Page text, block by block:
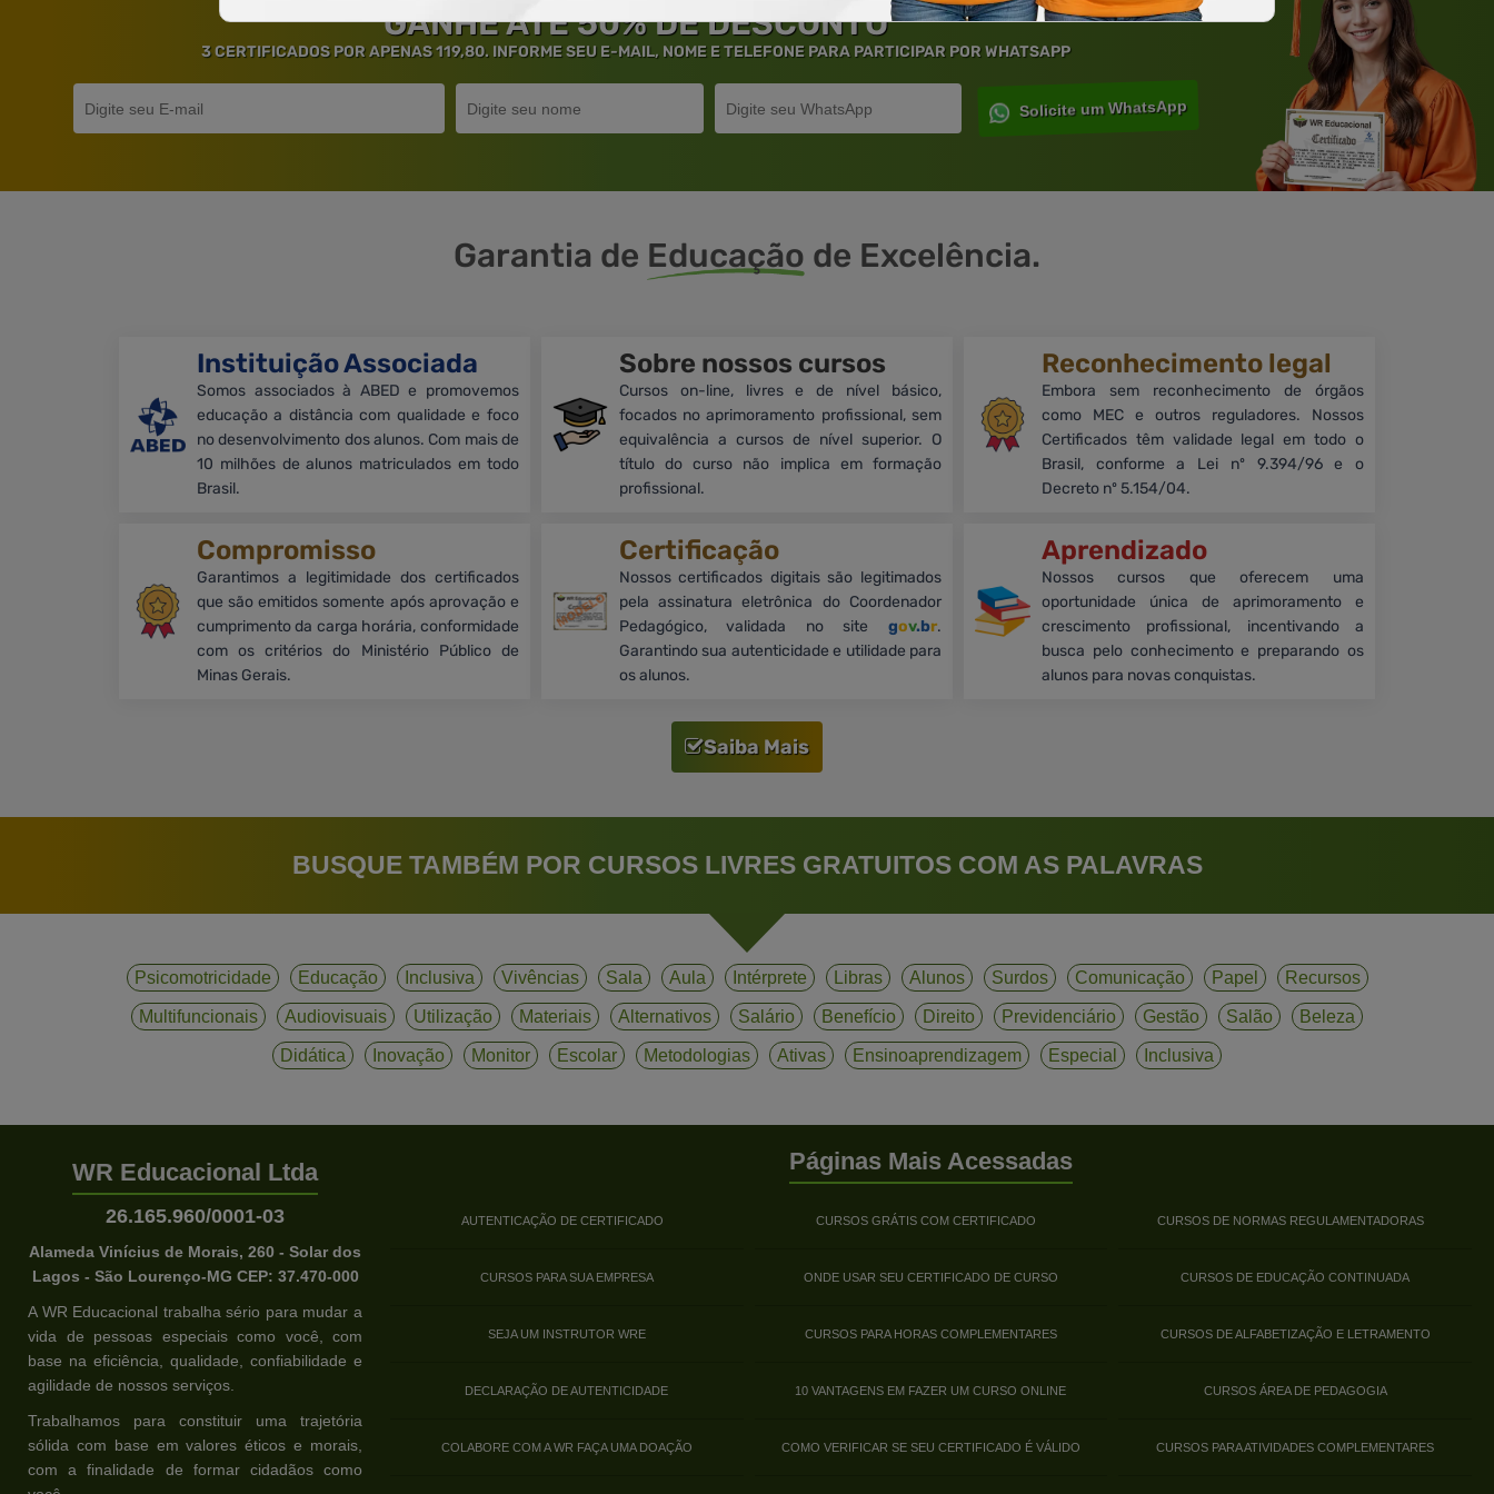
GANHE ATÉ 50% DE DESCONTO
3 CERTIFICADOS POR APENAS 119,80. INFORME SEU E-MAIL, NOME E TELEFONE PARA PARTICIPAR POR WHATSAPP
Solicite um WhatsApp
Garantia de Educação de Excelência.
Instituição Associada
Somos associados à ABED e promovemos
educação a distância com qualidade e foco
no desenvolvimento dos alunos. Com mais de
10 milhões de alunos matriculados em todo
Brasil.
Sobre nossos cursos
Cursos on-line, livres e de nível básico,
focados no aprimoramento profissional, sem
equivalência a cursos de nível superior. O
título do curso não implica em formação
profissional.
Reconhecimento legal
Embora sem reconhecimento de órgãos
como MEC e outros reguladores. Nossos
Certificados têm validade legal em todo o
Brasil, conforme a Lei nº 9.394/96 e o
Decreto nº 5.154/04.
Compromisso
Garantimos a legitimidade dos certificados
que são emitidos somente após aprovação e
cumprimento da carga horária, conformidade
com os critérios do Ministério Público de
Minas Gerais.
Certificação
Nossos certificados digitais são legitimados
pela assinatura eletrônica do Coordenador
Pedagógico, validada no site gov.br.
Garantindo sua autenticidade e utilidade para
os alunos.
Aprendizado
Nossos cursos que oferecem uma
oportunidade única de aprimoramento e
crescimento profissional, incentivando a
busca pelo conhecimento e preparando os
alunos para novas conquistas.
Saiba Mais
BUSQUE TAMBÉM POR CURSOS LIVRES GRATUITOS COM AS PALAVRAS
Psicomotricidade Educação Inclusiva Vivências Sala Aula Intérprete Libras Alunos Surdos Comunicação Papel Recursos
Multifuncionais Audiovisuais Utilização Materiais Alternativos Salário Benefício Direito Previdenciário Gestão Salão Beleza
Didática Inovação Monitor Escolar Metodologias Ativas Ensinoaprendizagem Especial Inclusiva
WR Educacional Ltda
26.165.960/0001-03
Alameda Vinícius de Morais, 260 - Solar dos
Lagos - São Lourenço-MG CEP: 37.470-000
A WR Educacional trabalha sério para mudar a
vida de pessoas especiais como você, com
base na eficiência, qualidade, confiabilidade e
agilidade de nossos serviços.
Trabalhamos para constituir uma trajetória
sólida com base em valores éticos e morais,
com a finalidade de formar cidadãos como
Páginas Mais Acessadas
AUTENTICAÇÃO DE CERTIFICADO
CURSOS PARA SUA EMPRESA
SEJA UM INSTRUTOR WRE
DECLARAÇÃO DE AUTENTICIDADE
COLABORE COM A WR FAÇA UMA DOAÇÃO
CURSOS GRÁTIS COM CERTIFICADO
ONDE USAR SEU CERTIFICADO DE CURSO
CURSOS PARA HORAS COMPLEMENTARES
10 VANTAGENS EM FAZER UM CURSO ONLINE
COMO VERIFICAR SE SEU CERTIFICADO É VÁLIDO
CURSOS DE NORMAS REGULAMENTADORAS
CURSOS DE EDUCAÇÃO CONTINUADA
CURSOS DE ALFABETIZAÇÃO E LETRAMENTO
CURSOS ÁREA DE PEDAGOGIA
CURSOS PARA ATIVIDADES COMPLEMENTARES